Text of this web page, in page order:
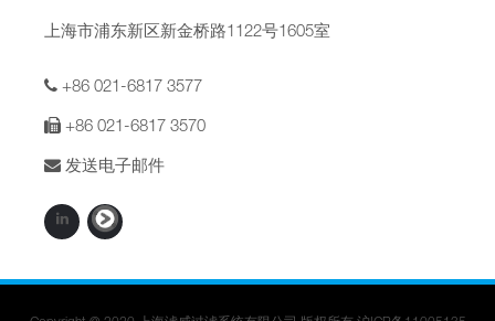
上海市浦东新区新金桥路1122号1605室
+86 021-6817 3577
+86 021-6817 3570
发送电子邮件